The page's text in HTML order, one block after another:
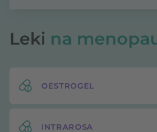
Leki na
OESTROGEL
INTRAROSA